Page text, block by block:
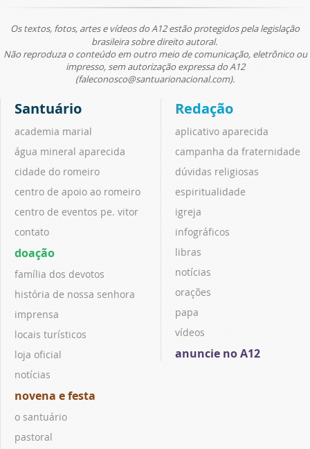
Os textos, fotos, artes e vídeos do A12 estão protegidos pela legislação
brasileira sobre direito autoral.
Não reproduza o conteúdo em outro meio de comunicação, eletrônico ou
impresso, sem autorização expressa do A12
(faleconosco@santuarionacional.com).
Santuário
academia marial
água mineral aparecida
cidade do romeiro
centro de apoio ao romeiro
centro de eventos pe. vitor
contato
doação
família dos devotos
história de nossa senhora
imprensa
locais turísticos
loja oficial
notícias
novena e festa
o santuário
pastoral
Redação
aplicativo aparecida
campanha da fraternidade
dúvidas religiosas
espiritualidade
igreja
infográficos
libras
notícias
orações
papa
vídeos
anuncie no A12